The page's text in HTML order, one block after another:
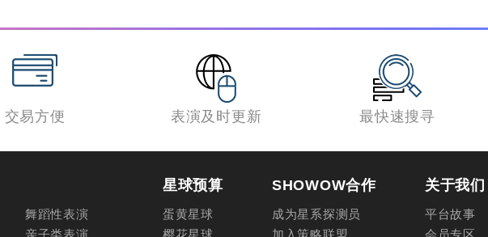
交易方便 表演及时更新 最快速搜寻
舞蹈性表演
星球预算
蛋黄星球
SHOWOW合作
成为星系探测员
关于我们
平台故事